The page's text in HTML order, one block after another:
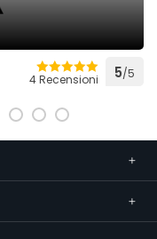
4 Recensioni 5/5